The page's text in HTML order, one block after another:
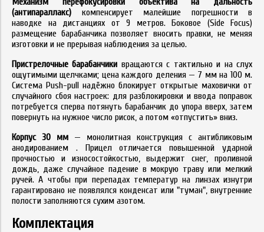
(антипараллакс) компенсирует малейшие погрешности в
наводке на дистанциях от 9 метров. Боковое (Side Focus)
размещение барабанчика позволяет вносить правки, не меняя
изготовки и не прерывая наблюдения за целью.
Пристрелочные барабанчики вращаются с тактильно и на слух
ощутимыми щелчками; цена каждого деления — 7 мм на 100 м.
Система Push-pull надёжно блокирует открытые маховички от
случайного сбоя настроек: для разблокировки и ввода поправок
потребуется сперва потянуть барабанчик до упора вверх, затем
повернуть на нужное число рисок, а потом «отпустить» вниз.
Корпус 30 мм — монолитная конструкция с антибликовым
анодированием . Прицел отличается повышенной ударной
прочностью и износостойкостью, выдержит снег, проливной
дождь, даже случайное падение в мокрую траву или мелкий
ручей. А чтобы при перепадах температур на линзах изнутри
гарантировано не появлялся конденсат или "туман", внутренние
полости заполняются сухим азотом.
Комплектация